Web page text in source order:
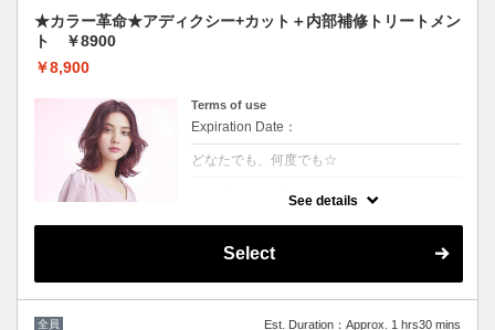
★カラー革命★アディクシー+カット＋内部補修トリートメン
ト ￥8900
￥8,900
Terms of use
Expiration Date：
どなたでも、何度でも☆
さ」「透明感」「ツヤ」「手触り」が格段に
UP！ダメージが1/5のため、綺麗な色味を毎
回染められます。 パサつきを抑えまとまりの
See details
Select
全員 Est. Duration：Approx. 1 hrs30 mins